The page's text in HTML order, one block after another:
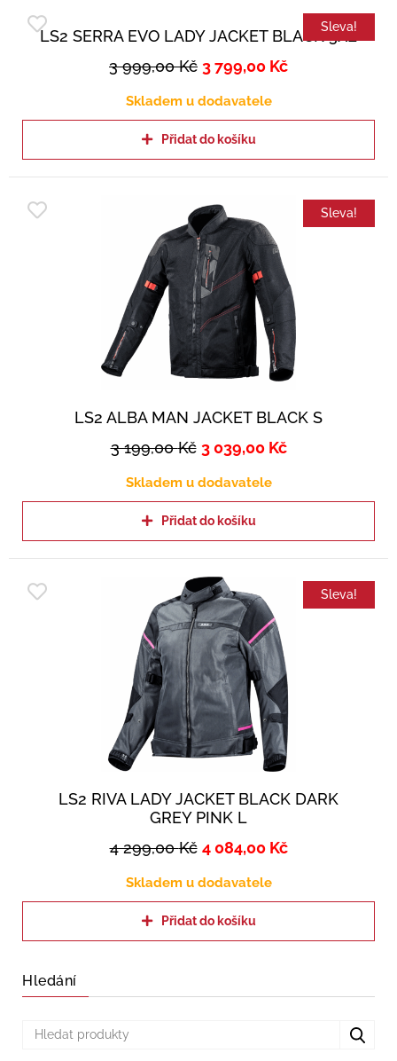
Sleva!
LS2 SERRA EVO LADY JACKET BLACK 3XL
3 999,00Kč 3 799,00 Kč
Skladem u dodavatele
Přidat do košíku
Sleva!
LS2 ALBA MAN JACKET BLACK S
3 199,00Kč 3 039,00 Kč
Skladem u dodavatele
Přidat do košíku
Sleva!
LS2 RIVA LADY JACKET BLACK DARK
GREY PINK L
4 299,00Kč 4 084,00 Kč
Skladem u dodavatele
Přidat do košíku
Hledání